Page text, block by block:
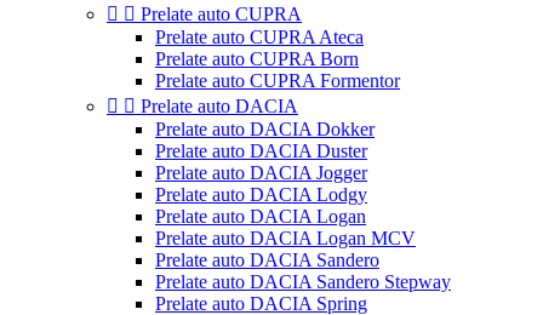
  Prelate auto CUPRA
Prelate auto CUPRA Ateca
Prelate auto CUPRA Born
Prelate auto CUPRA Formentor
  Prelate auto DACIA
Prelate auto DACIA Dokker
Prelate auto DACIA Duster
Prelate auto DACIA Jogger
Prelate auto DACIA Lodgy
Prelate auto DACIA Logan
Prelate auto DACIA Logan MCV
Prelate auto DACIA Sandero
Prelate auto DACIA Sandero Stepway
Prelate auto DACIA Spring